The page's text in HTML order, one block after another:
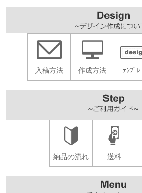
入稿方法 作成方法 ﾃﾝﾌﾟﾚ
納品の流れ 送料